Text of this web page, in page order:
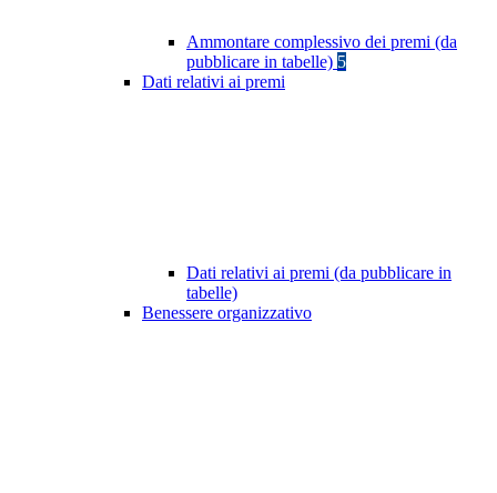
Ammontare complessivo dei premi (da
pubblicare in tabelle) 5
Dati relativi ai premi
Dati relativi ai premi (da pubblicare in
tabelle)
Benessere organizzativo